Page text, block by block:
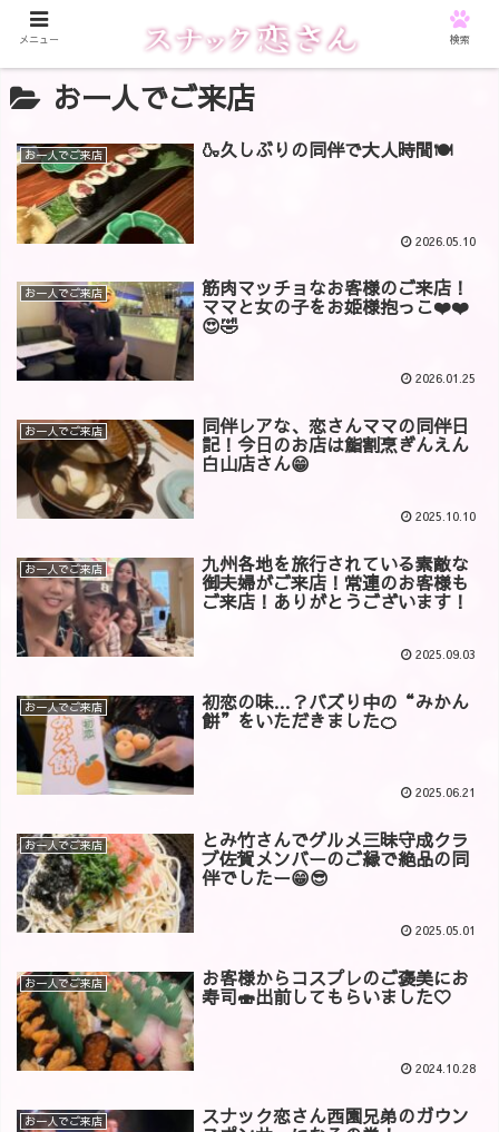
お一人でご来店
お一人でご来店 🍶久しぶりの同伴で大人時間🍽️
2026.05.10
お一人でご来店 筋肉マッチョなお客様のご来店！
ママと女の子をお姫様抱っこ❤️❤️
😍🤣
2026.01.25
お一人でご来店 同伴レアな、恋さんママの同伴日
記！今日のお店は鮨割烹ぎんえん
白山店さん😁
2025.10.10
お一人でご来店 九州各地を旅行されている素敵な
御夫婦がご来店！常連のお客様も
ご来店！ありがとうございます！
2025.09.03
お一人でご来店 初恋の味…？バズり中の“みかん
餅”をいただきました🍊
2025.06.21
お一人でご来店 とみ竹さんでグルメ三昧守成クラ
ブ佐賀メンバーのご縁で絶品の同
伴でしたー😁😎
2025.05.01
お一人でご来店 お客様からコスプレのご褒美にお
寿司🍣出前してもらいました♡
2024.10.28
お一人でご来店 スナック恋さん西園兄弟のガウン
メニュー 検索